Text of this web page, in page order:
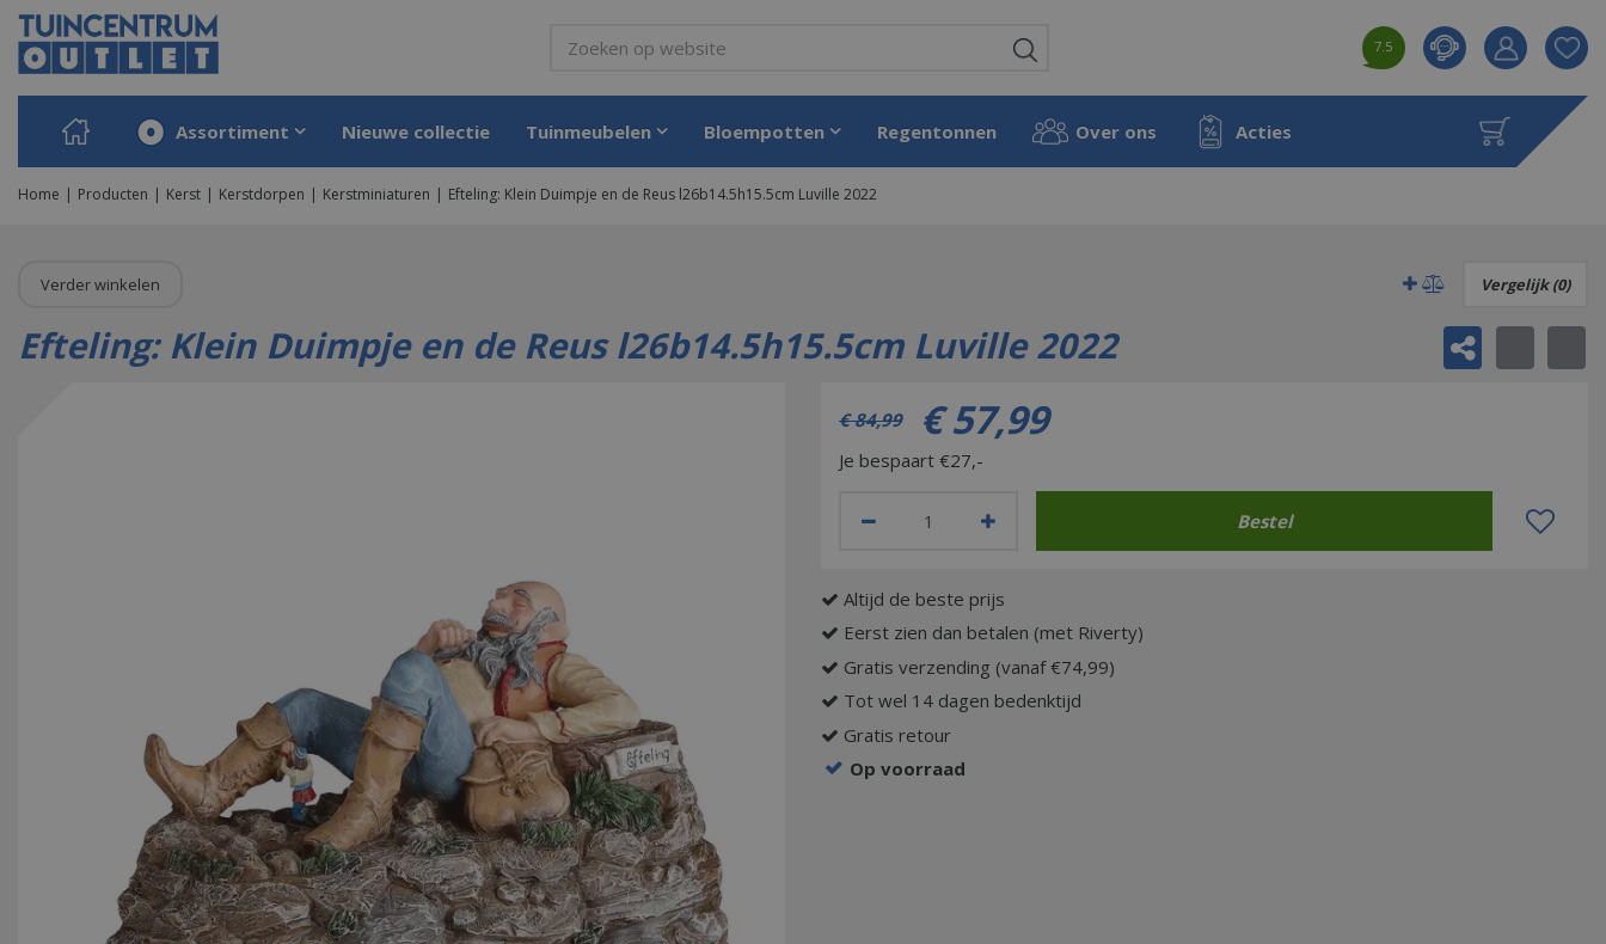
Ga
naar
content
Home Producten Kerst Kerstdorpen Kerstminiaturen Efteling: Klein Duimpje en de Reus l26b14.5h15.5cm Luville 2022
7.5
Product
aan
Assortiment Nieuwe collectie Tuinmeubelen Bloempotten Regentonnen Over ons Acties
Verder winkelen Vergelijk (0)
Efteling: Klein Duimpje en de Reus l26b14.5h15.5cm Luville 2022
€ 84,99 € 57,99
Je bespaart €27,-
Altijd de beste prijs
Eerst zien dan betalen (met Riverty)
Gratis verzending (vanaf €74,99)
Tot wel 14 dagen bedenktijd
Gratis retour
Op voorraad